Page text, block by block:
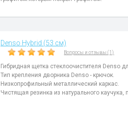
Denso Hybrid (53 см)
Вопросы и отзывы (1)
Гибридная щетка стеклоочистителя Denso
Тип крепления дворника Denso - крючок.
Низкопрофильный металлический каркас.
Чистящая резинка из натурального каучука,